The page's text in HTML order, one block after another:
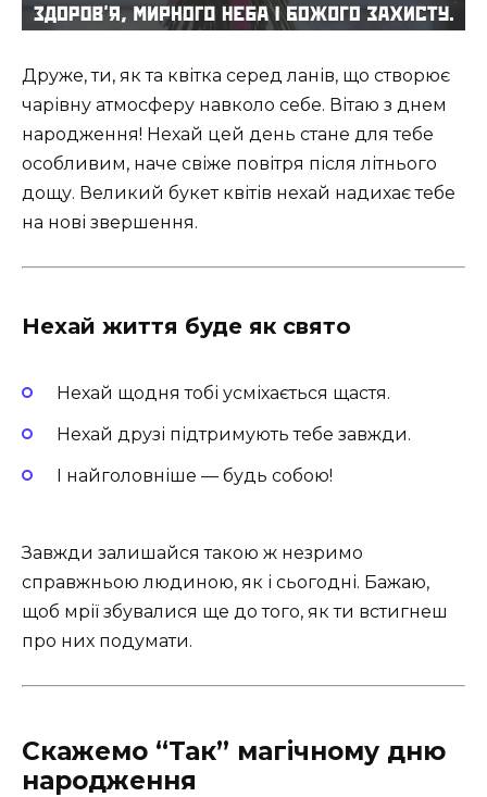
Друже, ти, як та квітка серед ланів, що створює
чарівну атмосферу навколо себе. Вітаю з днем
народження! Нехай цей день стане для тебе
особливим, наче свіже повітря після літнього
дощу. Великий букет квітів нехай надихає тебе
на нові звершення.
Нехай життя буде як свято
Нехай щодня тобі усміхається щастя.
Нехай друзі підтримують тебе завжди.
І найголовніше — будь собою!
Завжди залишайся такою ж незримо
справжньою людиною, як і сьогодні. Бажаю,
щоб мрії збувалися ще до того, як ти встигнеш
про них подумати.
Скажемо “Так” магічному дню
народження